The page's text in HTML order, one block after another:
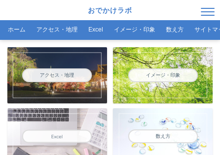
おでかけラボ
ホーム アクセス・地理 Excel イメージ・印象 数え方 サイトマ
アクセス・地理 イメージ・印象
Excel 数え方